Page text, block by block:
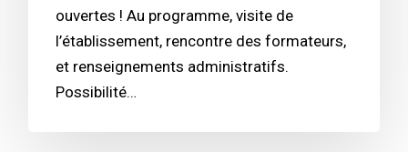
ouvertes ! Au programme, visite de
l’établissement, rencontre des formateurs,
et renseignements administratifs.
Possibilité…